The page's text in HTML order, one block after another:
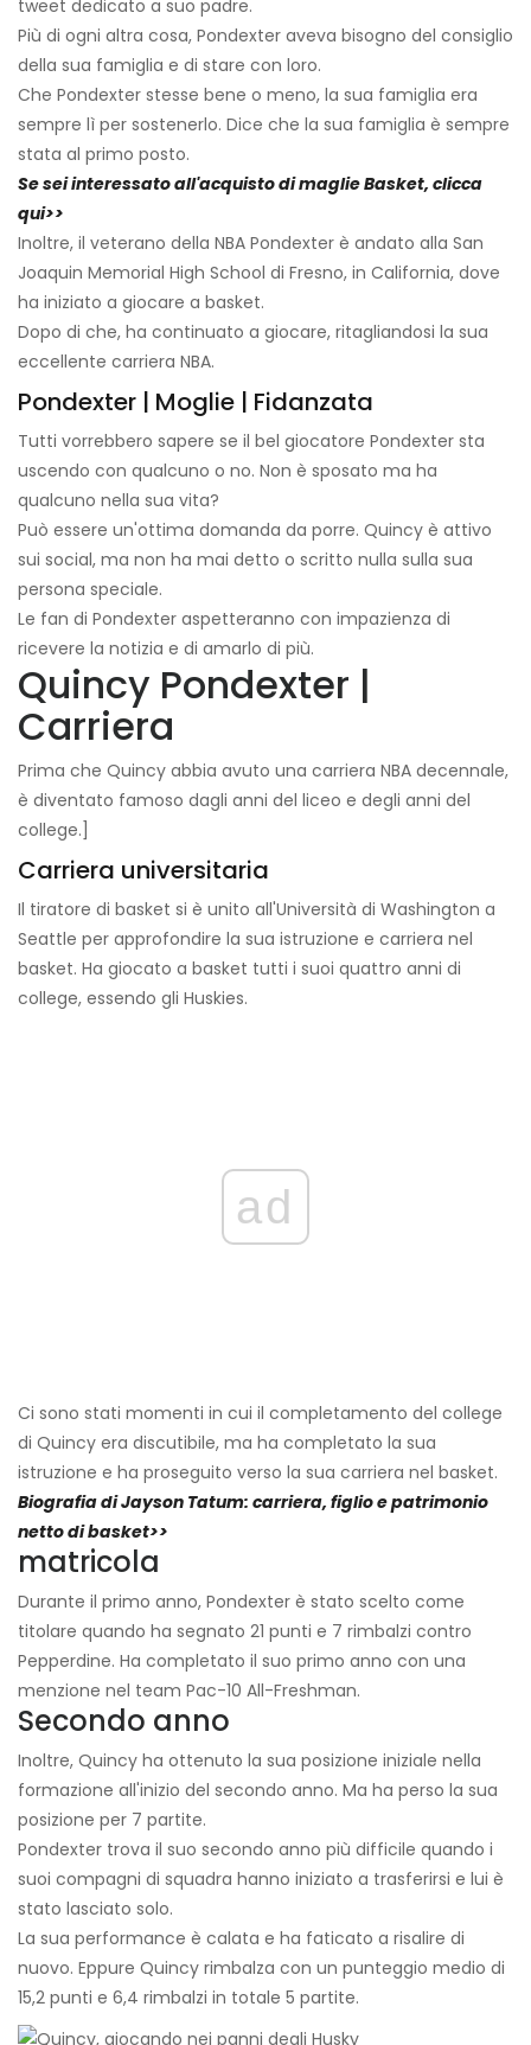
tweet dedicato a suo padre.
Più di ogni altra cosa, Pondexter aveva bisogno del consiglio
della sua famiglia e di stare con loro.
Che Pondexter stesse bene o meno, la sua famiglia era
sempre lì per sostenerlo. Dice che la sua famiglia è sempre
stata al primo posto.
Se sei interessato all'acquisto di maglie Basket, clicca
qui>>
Inoltre, il veterano della NBA Pondexter è andato alla San
Joaquin Memorial High School di Fresno, in California, dove
ha iniziato a giocare a basket.
Dopo di che, ha continuato a giocare, ritagliandosi la sua
eccellente carriera NBA.
Pondexter | Moglie | Fidanzata
Tutti vorrebbero sapere se il bel giocatore Pondexter sta
uscendo con qualcuno o no. Non è sposato ma ha
qualcuno nella sua vita?
Può essere un'ottima domanda da porre. Quincy è attivo
sui social, ma non ha mai detto o scritto nulla sulla sua
persona speciale.
Le fan di Pondexter aspetteranno con impazienza di
ricevere la notizia e di amarlo di più.
Quincy Pondexter |
Carriera
Prima che Quincy abbia avuto una carriera NBA decennale,
è diventato famoso dagli anni del liceo e degli anni del
college.]
Carriera universitaria
Il tiratore di basket si è unito all'Università di Washington a
Seattle per approfondire la sua istruzione e carriera nel
basket. Ha giocato a basket tutti i suoi quattro anni di
college, essendo gli Huskies.
ad
Ci sono stati momenti in cui il completamento del college
di Quincy era discutibile, ma ha completato la sua
istruzione e ha proseguito verso la sua carriera nel basket.
Biografia di Jayson Tatum: carriera, figlio e patrimonio
netto di basket>>
matricola
Durante il primo anno, Pondexter è stato scelto come
titolare quando ha segnato 21 punti e 7 rimbalzi contro
Pepperdine. Ha completato il suo primo anno con una
menzione nel team Pac-10 All-Freshman.
Secondo anno
Inoltre, Quincy ha ottenuto la sua posizione iniziale nella
formazione all'inizio del secondo anno. Ma ha perso la sua
posizione per 7 partite.
Pondexter trova il suo secondo anno più difficile quando i
suoi compagni di squadra hanno iniziato a trasferirsi e lui è
stato lasciato solo.
La sua performance è calata e ha faticato a risalire di
nuovo. Eppure Quincy rimbalza con un punteggio medio di
15,2 punti e 6,4 rimbalzi in totale 5 partite.